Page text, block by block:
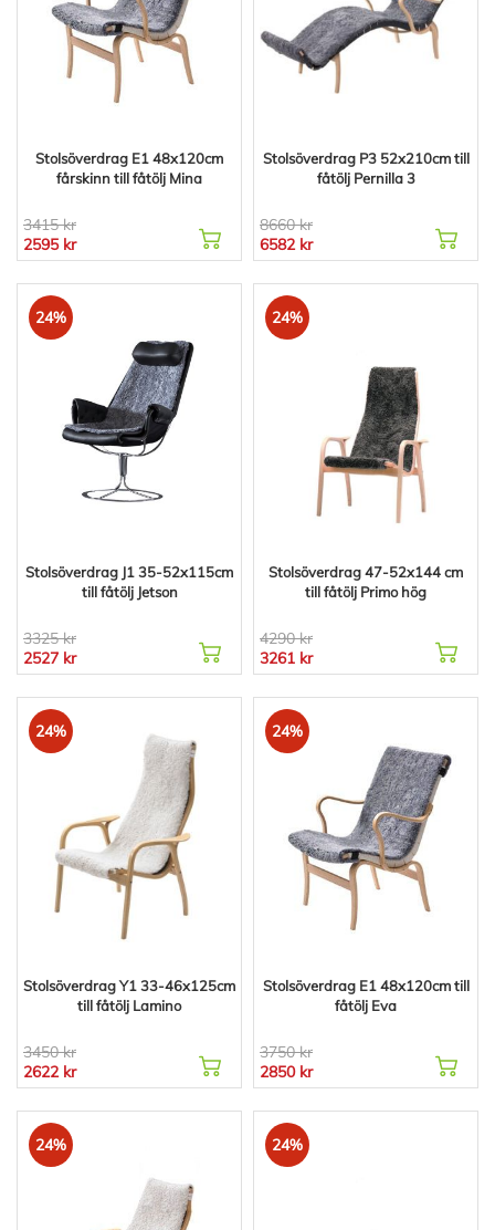
Stolsöverdrag E1 48x120cm
fårskinn till fåtölj Mina
3415 kr
2595 kr
Stolsöverdrag P3 52x210cm till
fåtölj Pernilla 3
8660 kr
6582 kr
24%
Stolsöverdrag J1 35-52x115cm
till fåtölj Jetson
3325 kr
2527 kr
24%
Stolsöverdrag 47-52x144 cm
till fåtölj Primo hög
4290 kr
3261 kr
24%
Stolsöverdrag Y1 33-46x125cm
till fåtölj Lamino
3450 kr
2622 kr
24%
Stolsöverdrag E1 48x120cm till
fåtölj Eva
3750 kr
2850 kr
24% 24%